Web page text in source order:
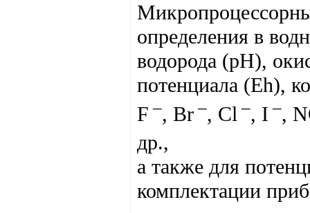
определения в
водорода (рН),
потенциала (Еh),
F –, Br–, Cl–, I –,
др.,
а также для
комплектации